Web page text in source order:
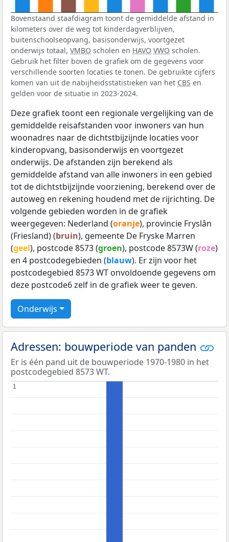
Bovenstaand staafdiagram toont de gemiddelde afstand in
kilometers over de weg tot kinderdagverblijven,
buitenschoolseopvang, basisonderwijs, voortgezet
onderwijs totaal, VMBO scholen en HAVO VWO scholen.
Gebruik het filter boven de grafiek om de gegevens voor
verschillende soorten locaties te tonen. De gebruikte cijfers
komen van uit de nabijheidsstatistieken van het CBS en
gelden voor de situatie in 2023-2024.
Deze grafiek toont een regionale vergelijking van de
gemiddelde reisafstanden voor inwoners van hun
woonadres naar de dichtstbijzijnde locaties voor
kinderopvang, basisonderwijs en voortgezet
onderwijs. De afstanden zijn berekend als
gemiddelde afstand van alle inwoners in een gebied
tot de dichtstbijzijnde voorziening, berekend over de
autoweg en rekening houdend met de rijrichting. De
volgende gebieden worden in de grafiek
weergegeven: Nederland (oranje), provincie Fryslân
(Friesland) (bruin), gemeente De Fryske Marren
(geel), postcode 8573 (groen), postcode 8573W (roze)
en 4 postcodegebieden (blauw). Er zijn voor het
postcodegebied 8573 WT onvoldoende gegevens om
deze postcode6 zelf in de grafiek weer te geven.
Onderwijs
Adressen: bouwperiode van panden
Er is één pand uit de bouwperiode 1970-1980 in het
postcodegebied 8573 WT.
1
1